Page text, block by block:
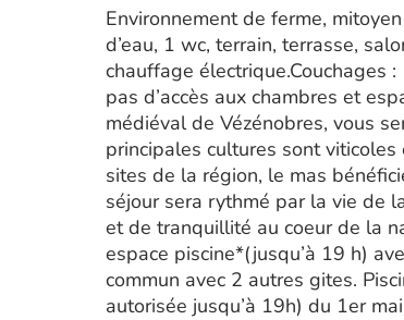
Environnement de ferme,
d’eau, 1 wc, terrain, terrasse,
chauffage électrique.Couchages
pas d’accès aux chambres et
médiéval de Vézénobres, vous
principales cultures sont
sites de la région, le mas
séjour sera rythmé par la vie de
et de tranquillité au coeur de la
espace piscine*(jusqu’à 19 h)
commun avec 2 autres gites.
autorisée jusqu’à 19h) du 1er